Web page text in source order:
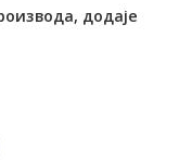
додаје